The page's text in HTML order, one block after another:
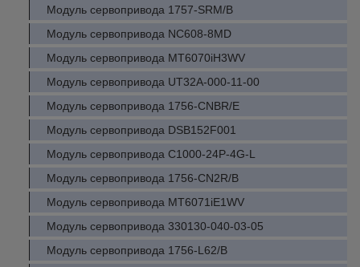
Модуль сервопривода 1757-SRM/B
Модуль сервопривода NC608-8MD
Модуль сервопривода MT6070iH3WV
Модуль сервопривода UT32A-000-11-00
Модуль сервопривода 1756-CNBR/E
Модуль сервопривода DSB152F001
Модуль сервопривода C1000-24P-4G-L
Модуль сервопривода 1756-CN2R/B
Модуль сервопривода MT6071iE1WV
Модуль сервопривода 330130-040-03-05
Модуль сервопривода 1756-L62/B